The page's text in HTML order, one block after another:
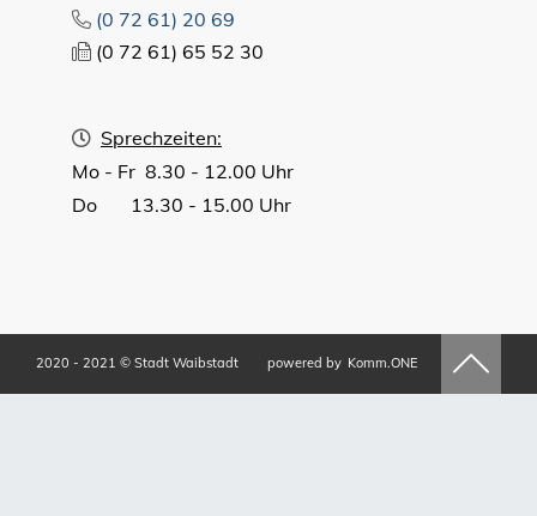
(0 72 61) 20 69
(0 72 61) 65 52 30
Sprechzeiten:
Mo - Fr 8.30 - 12.00 Uhr
Do 13.30 - 15.00 Uhr
2020 - 2021 © Stadt Waibstadt powered by Komm.ONE